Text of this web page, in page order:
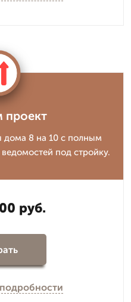
проект
дома 8 на 10 с полным
под стройку.
руб.